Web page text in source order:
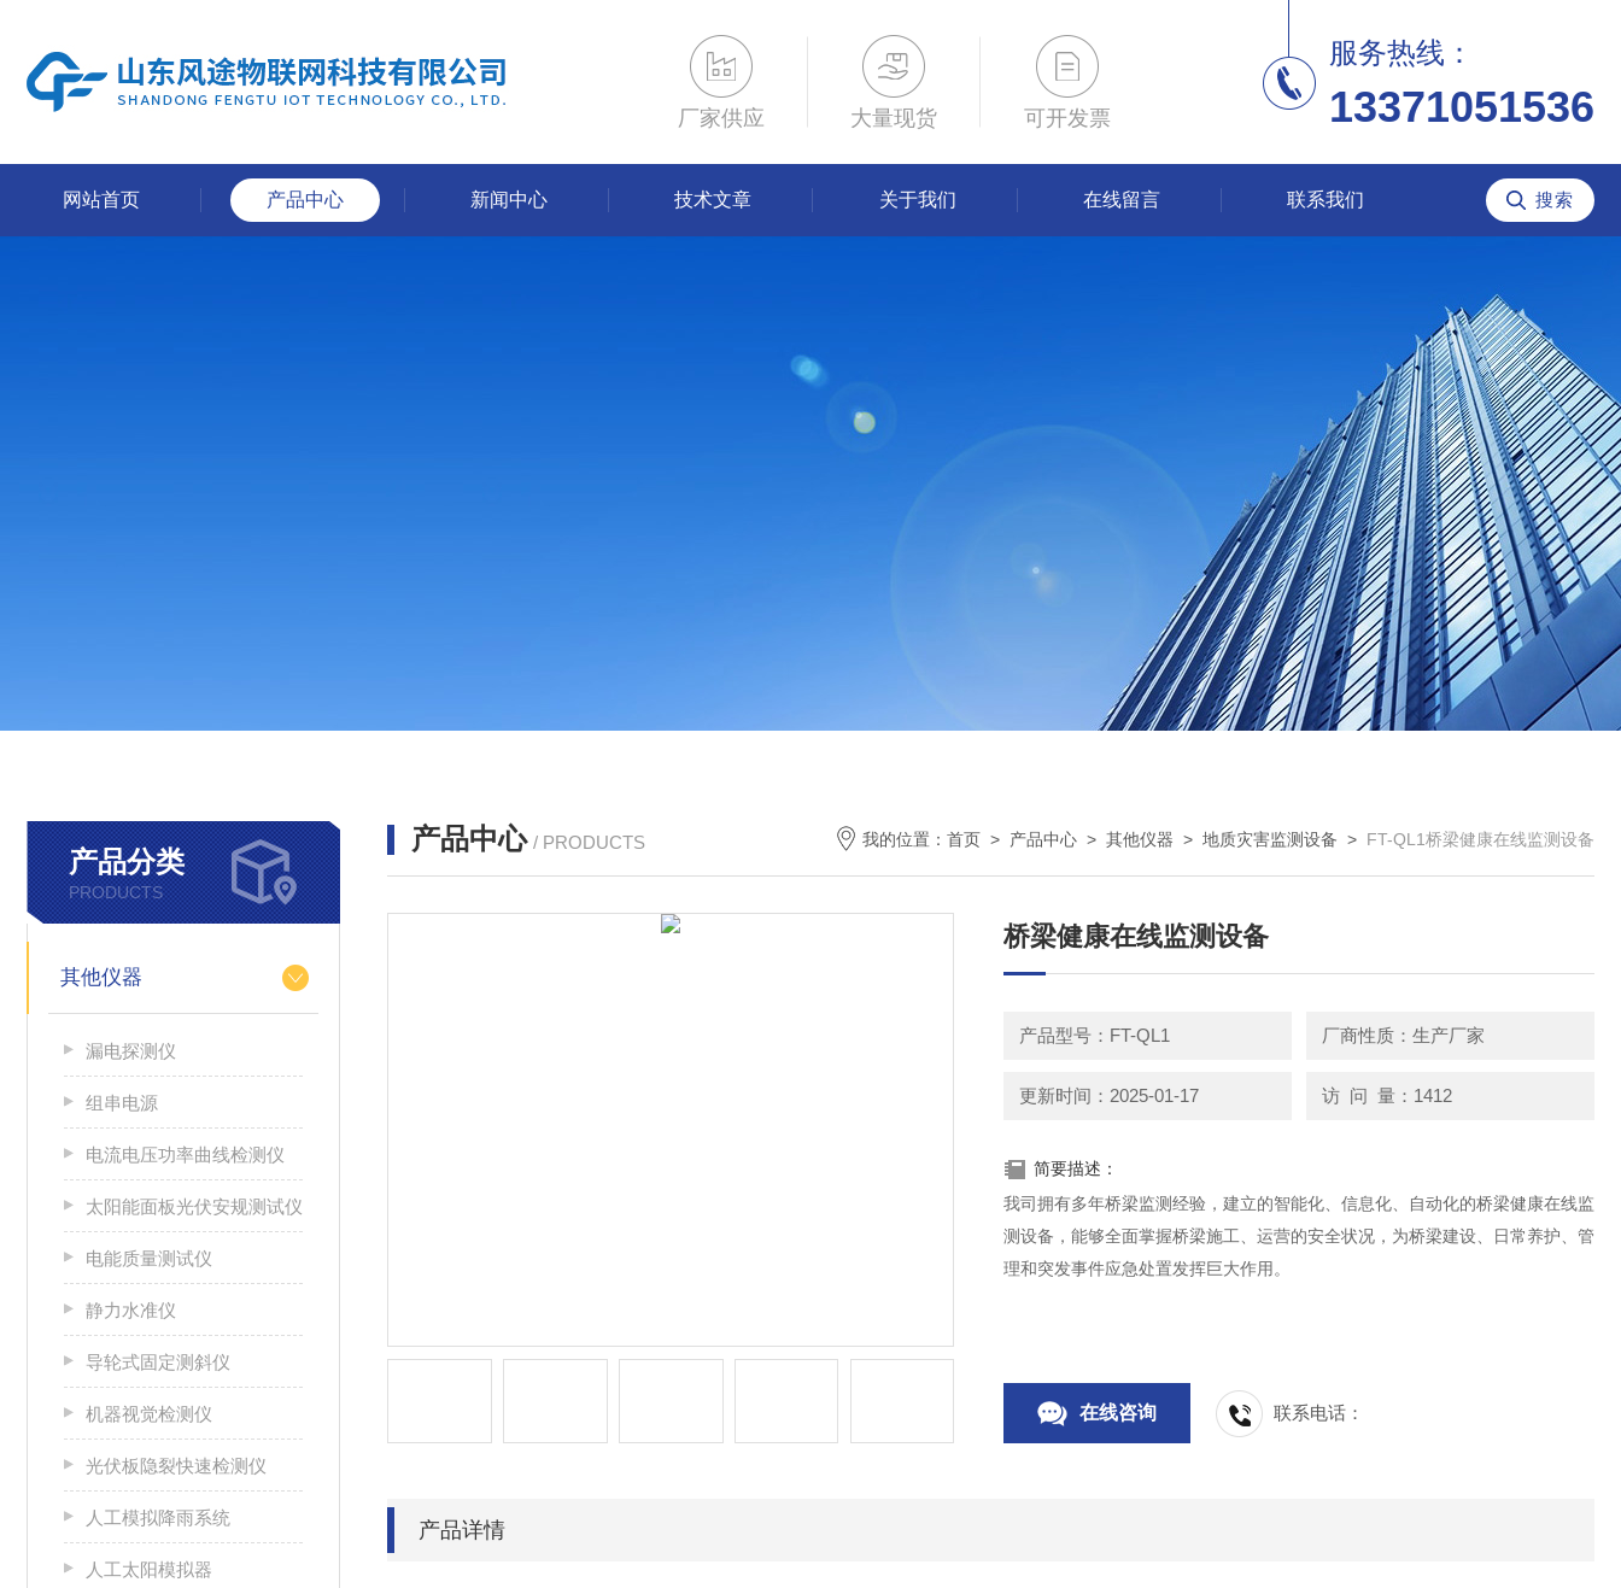
厂家供应 大量现货 可开发票
服务热线：
13371051536
网站首页 产品中心 新闻中心 技术文章 关于我们 在线留言 联系我们
产品分类
PRODUCTS
其他仪器
漏电探测仪
组串电源
电流电压功率曲线检测仪
太阳能面板光伏安规测试仪
电能质量测试仪
静力水准仪
导轮式固定测斜仪
机器视觉检测仪
光伏板隐裂快速检测仪
人工模拟降雨系统
人工太阳模拟器
产品中心 / PRODUCTS 我的位置： 首页 > 产品中心 > 其他仪器 > 地质灾害监测设备 > FT-QL1桥梁健康在线监测设备
桥梁健康在线监测设备
产品型号：FT-QL1 厂商性质：生产厂家
更新时间：2025-01-17 访 问 量：1412
简要描述：
我司拥有多年桥梁监测经验，建立的智能化、信息化、自动化的桥梁健康在线监
测设备，能够全面掌握桥梁施工、运营的安全状况，为桥梁建设、日常养护、管
理和突发事件应急处置发挥巨大作用。
在线咨询 联系电话：
产品详情